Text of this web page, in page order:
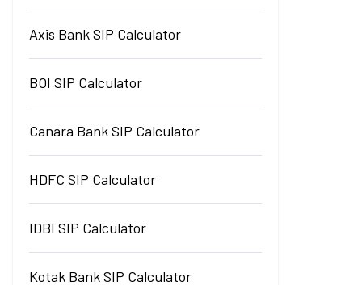
Axis Bank SIP Calculator
BOI SIP Calculator
Canara Bank SIP Calculator
HDFC SIP Calculator
IDBI SIP Calculator
Kotak Bank SIP Calculator